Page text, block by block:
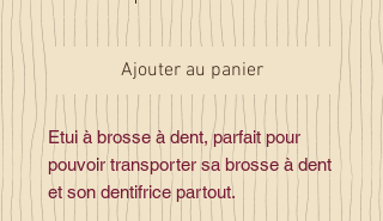
Ajouter au panier
Etui à brosse à dent, parfait pour
pouvoir transporter sa brosse à dent
et son dentifrice partout.